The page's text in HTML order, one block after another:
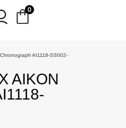
0
AI1118-SS002-
AIKON